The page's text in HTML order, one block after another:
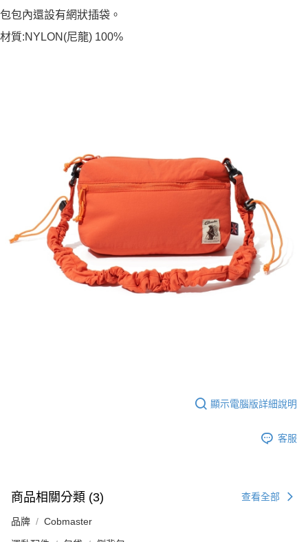
包包內還設有網狀插袋。
材質:NYLON(尼龍) 100%
顯示電腦版詳細說明
客服
商品相關分類 (3) 查看全部
品牌 Cobmaster